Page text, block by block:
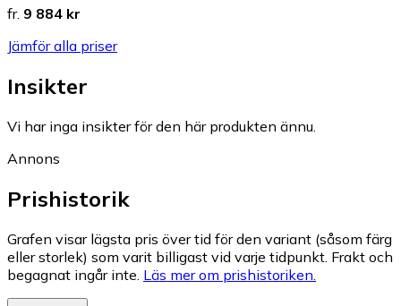
fr. 9 884 kr
Jämför alla priser
Insikter
Vi har inga insikter för den här produkten ännu.
Annons
Prishistorik
Grafen visar lägsta pris över tid för den variant (såsom färg
eller storlek) som varit billigast vid varje tidpunkt. Frakt och
begagnat ingår inte. Läs mer om prishistoriken.